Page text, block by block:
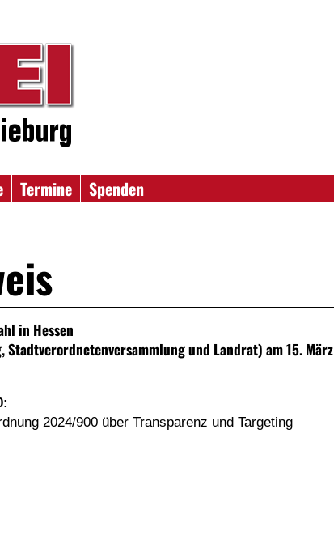
Termine
Spenden
in Hessen
und Landrat) am 15. März
2024/900 über Transparenz und Targeting